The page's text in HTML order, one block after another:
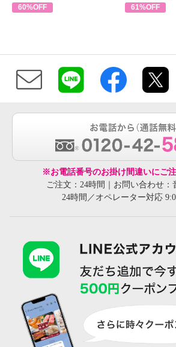
60%OFF 61%OFF
※お電話番号のお掛け間違いにご注
ご注文：24時間｜お問い合わせ：
24時間／オペレーター対応